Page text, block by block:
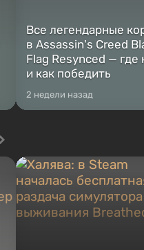
Все легендарные
в Assassin's Creed
Flag Resynced — где
и как победить
2 недели назад